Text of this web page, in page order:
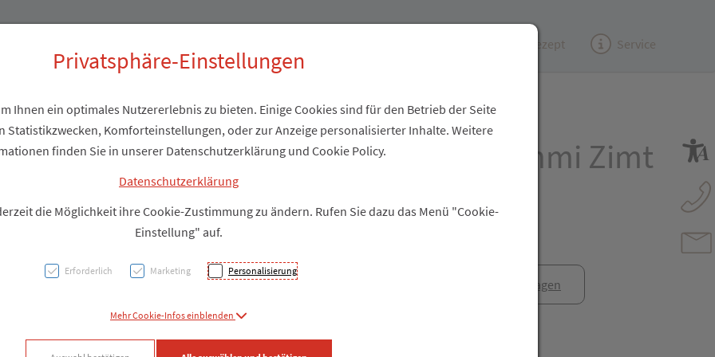
(e)Rezept Service
Birkengold Kaugummi Zimt
Rezept anfragen
Privatsphäre-Einstellungen
Ihnen ein optimales Nutzererlebnis zu bieten. Einige Cookies sind für den Betrieb der Seite
Statistikzwecken, Komforteinstellungen, oder zur Anzeige personalisierter Inhalte. Weitere
finden Sie in unserer Datenschutzerklärung und Cookie Policy.
Datenschutzerklärung
die Möglichkeit ihre Cookie-Zustimmung zu ändern. Rufen Sie dazu das Menü "Cookie-
Einstellung" auf.
Erforderlich Marketing Personalisierung
Mehr Cookie-Infos einblenden